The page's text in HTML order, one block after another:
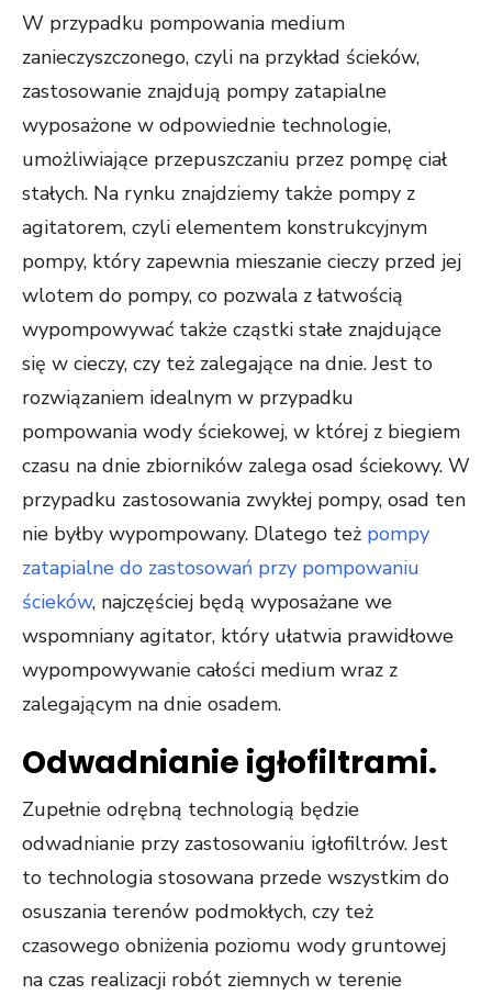
W przypadku pompowania medium
zanieczyszczonego, czyli na przykład ścieków,
zastosowanie znajdują pompy zatapialne
wyposażone w odpowiednie technologie,
umożliwiające przepuszczaniu przez pompę ciał
stałych. Na rynku znajdziemy także pompy z
agitatorem, czyli elementem konstrukcyjnym
pompy, który zapewnia mieszanie cieczy przed jej
wlotem do pompy, co pozwala z łatwością
wypompowywać także cząstki stałe znajdujące
się w cieczy, czy też zalegające na dnie. Jest to
rozwiązaniem idealnym w przypadku
pompowania wody ściekowej, w której z biegiem
czasu na dnie zbiorników zalega osad ściekowy. W
przypadku zastosowania zwykłej pompy, osad ten
nie byłby wypompowany. Dlatego też pompy
zatapialne do zastosowań przy pompowaniu
ścieków, najczęściej będą wyposażane we
wspomniany agitator, który ułatwia prawidłowe
wypompowywanie całości medium wraz z
zalegającym na dnie osadem.
Odwadnianie igłofiltrami.
Zupełnie odrębną technologią będzie
odwadnianie przy zastosowaniu igłofiltrów. Jest
to technologia stosowana przede wszystkim do
osuszania terenów podmokłych, czy też
czasowego obniżenia poziomu wody gruntowej
na czas realizacji robót ziemnych w terenie